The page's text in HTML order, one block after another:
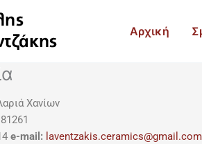
Αρχική
Χανίων
e-mail: laventzakis.ceramics@gmail.com